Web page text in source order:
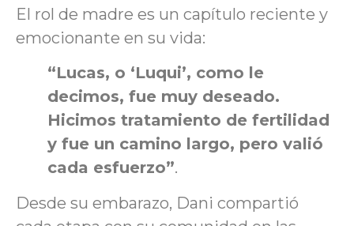
El rol de madre es un capítulo reciente y
emocionante en su vida:
“Lucas, o ‘Luqui’, como le
decimos, fue muy deseado.
Hicimos tratamiento de fertilidad
y fue un camino largo, pero valió
cada esfuerzo”.
Desde su embarazo, Dani compartió